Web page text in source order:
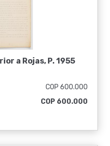
a Rojas, P. 1955
COP 600.000
COP 600.000